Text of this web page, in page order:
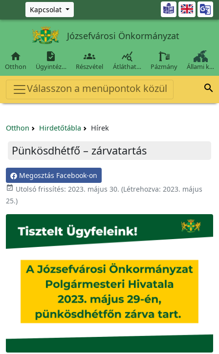
Ugrás a fő tartalomra
Kapcsolat 
Józsefvárosi Önkormányzat

Otthon

Ügyintéz…

Részvétel

Átláthat… Pázmány Állami k…
Válasszon a menüpontok közül 
Otthon Hirdetőtábla Hírek
Pünkösdhétfő – zárvatartás
Megosztás Facebook-on
 Utolsó frissítés: 2023. május 30. (Létrehozva: 2023. május
25.)